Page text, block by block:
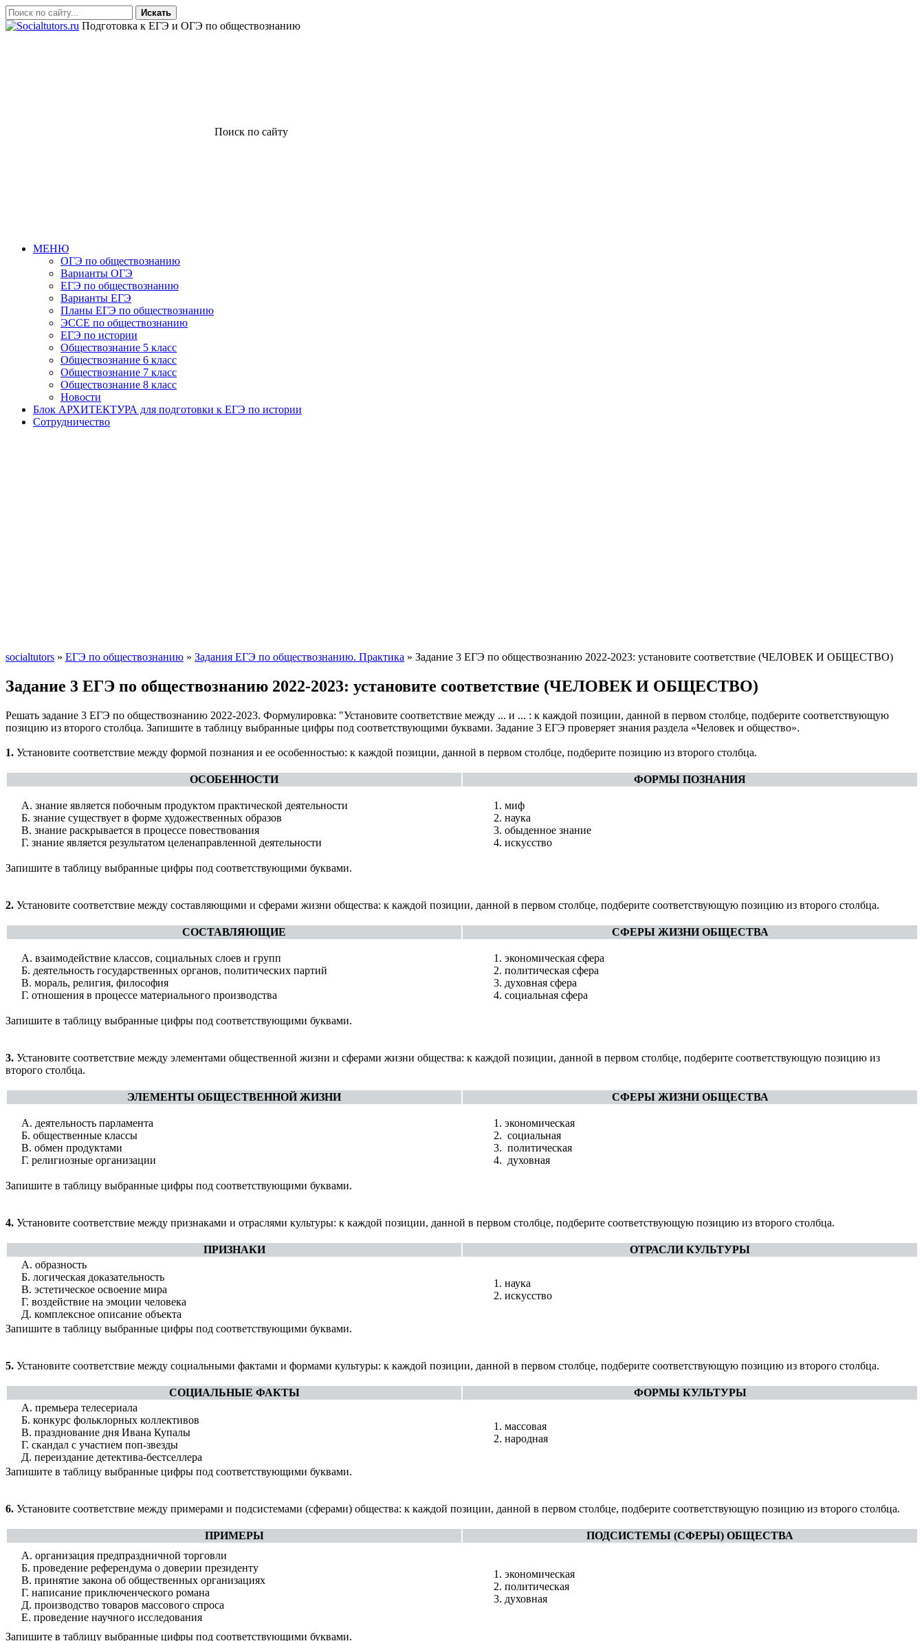
Искать
Подготовка к ЕГЭ и ОГЭ по обществознанию
Поиск по сайту
МЕНЮ
ОГЭ по обществознанию
Варианты ОГЭ
ЕГЭ по обществознанию
Варианты ЕГЭ
Планы ЕГЭ по обществознанию
ЭССЕ по обществознанию
ЕГЭ по истории
Обществознание 5 класс
Обществознание 6 класс
Обществознание 7 класс
Обществознание 8 класс
Новости
Блок АРХИТЕКТУРА для подготовки к ЕГЭ по истории
Сотрудничество
socialtutors » ЕГЭ по обществознанию » Задания ЕГЭ по обществознанию. Практика » Задание 3 ЕГЭ по обществознанию 2022-2023: установите соответствие (ЧЕЛОВЕК И ОБЩЕСТВО)
Задание 3 ЕГЭ по обществознанию 2022-2023: установите соответствие (ЧЕЛОВЕК И ОБЩЕСТВО)
Решать задание 3 ЕГЭ по обществознанию 2022-2023. Формулировка: "Установите соответствие между ... и ... : к каждой позиции, данной в первом столбце, подберите соответствующую
позицию из второго столбца. Запишите в таблицу выбранные цифры под соответствующими буквами. Задание 3 ЕГЭ проверяет знания раздела «Человек и общество».
1. Установите соответствие между формой познания и ее особенностью: к каждой позиции, данной в первом столбце, подберите позицию из второго столбца.
ОСОБЕННОСТИ ФОРМЫ ПОЗНАНИЯ
А. знание является побочным продуктом практической деятельности
Б. знание существует в форме художественных образов
В. знание раскрывается в процессе повествования
Г. знание является результатом целенаправленной деятельности
миф
наука
обыденное знание
искусство
Запишите в таблицу выбранные цифры под соответствующими буквами.
2. Установите соответствие между составляющими и сферами жизни общества: к каждой позиции, данной в первом столбце, подберите соответствующую позицию из второго столбца.
СОСТАВЛЯЮЩИЕ СФЕРЫ ЖИЗНИ ОБЩЕСТВА
А. взаимодействие классов, социальных слоев и групп
Б. деятельность государственных органов, политических партий
В. мораль, религия, философия
Г. отношения в процессе материального производства
экономическая сфера
политическая сфера
духовная сфера
социальная сфера
Запишите в таблицу выбранные цифры под соответствующими буквами.
3. Установите соответствие между элементами общественной жизни и сферами жизни общества: к каждой позиции, данной в первом столбце, подберите соответствующую позицию из
второго столбца.
ЭЛЕМЕНТЫ ОБЩЕСТВЕННОЙ ЖИЗНИ СФЕРЫ ЖИЗНИ ОБЩЕСТВА
А. деятельность парламента
Б. общественные классы
В. обмен продуктами
Г. религиозные организации
экономическая
социальная
политическая
духовная
Запишите в таблицу выбранные цифры под соответствующими буквами.
4. Установите соответствие между признаками и отраслями культуры: к каждой позиции, данной в первом столбце, подберите соответствующую позицию из второго столбца.
ПРИЗНАКИ
ОТРАСЛИ КУЛЬТУРЫ
А. образность
Б. логическая доказательность
В. эстетическое освоение мира
Г. воздействие на эмоции человека
Д. комплексное описание объекта
наука
искусство
Запишите в таблицу выбранные цифры под соответствующими буквами.
5. Установите соответствие между социальными фактами и формами культуры: к каждой позиции, данной в первом столбце, подберите соответствующую позицию из второго столбца.
СОЦИАЛЬНЫЕ ФАКТЫ
ФОРМЫ КУЛЬТУРЫ
А. премьера телесериала
Б. конкурс фольклорных коллективов
В. празднование дня Ивана Купалы
Г. скандал с участием поп-звезды
Д. переиздание детектива-бестселлера
массовая
народная
Запишите в таблицу выбранные цифры под соответствующими буквами.
6. Установите соответствие между примерами и подсистемами (сферами) общества: к каждой позиции, данной в первом столбце, подберите соответствующую позицию из второго столбца.
ПРИМЕРЫ
ПОДСИСТЕМЫ (СФЕРЫ) ОБЩЕСТВА
А. организация предпраздничной торговли
Б. проведение референдума о доверии президенту
В. принятие закона об общественных организациях
Г. написание приключенческого романа
Д. производство товаров массового спроса
Е. проведение научного исследования
экономическая
политическая
духовная
Запишите в таблицу выбранные цифры под соответствующими буквами.